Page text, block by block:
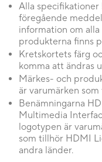
Alla specifikationer
föregående
information om
produkterna finns
Kretskortets färg
komma att ändras
Märkes- och
är varumärken
Benämningarna
Multimedia
logotypen är
som tillhör HDMI
andra länder.